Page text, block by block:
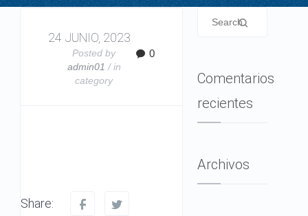
24 JUNIO, 2023
Posted by
admin01 / in
category
0
Share:
Comentarios
recientes
Archivos